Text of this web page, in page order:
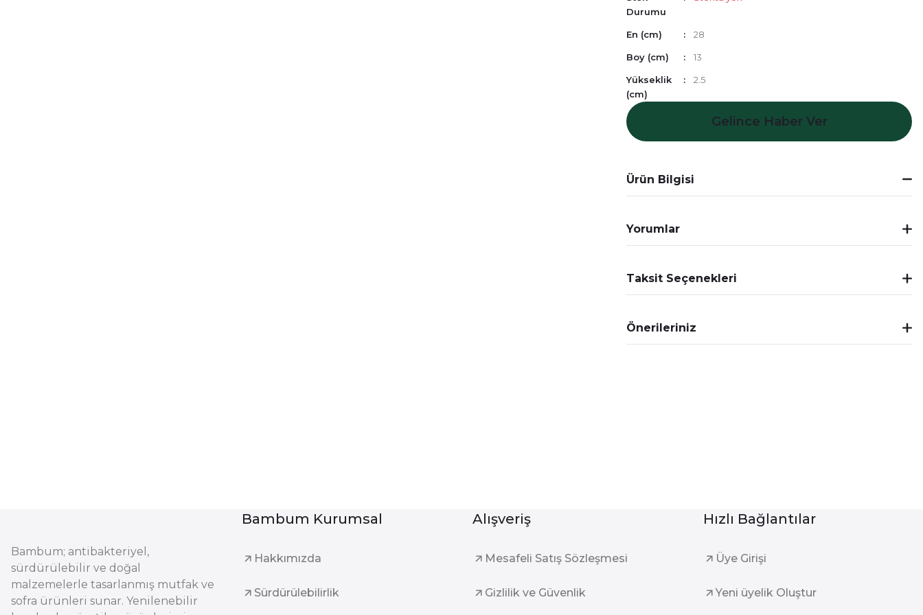
Durumu
En (cm) 28
Boy (cm) 13
Yükseklik
(cm)
2.5
Gelince Haber Ver
Ürün Bilgisi
Yorumlar
Taksit Seçenekleri
Önerileriniz
Bambum; antibakteriyel,
sürdürülebilir ve doğal
malzemelerle tasarlanmış mutfak ve
sofra ürünleri sunar. Yenilenebilir
Bambum Kurumsal
Hakkımızda
Sürdürülebilirlik
Alışveriş
Mesafeli Satış Sözleşmesi
Gizlilik ve Güvenlik
Hızlı Bağlantılar
Üye Girişi
Yeni üyelik Oluştur